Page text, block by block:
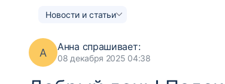
Новости и статьи
А Анна спрашивает:
08 декабря 2025 04:38